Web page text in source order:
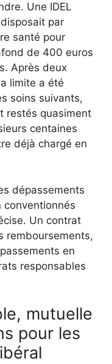
Une IDEL
par
santé pour
de 400 euros
Après deux
limite a été
soins suivants,
restés quasiment
centaines
déjà chargé en
dépassements
conventionnés
Un contrat
remboursements,
en
responsables
mutuelle
pour les